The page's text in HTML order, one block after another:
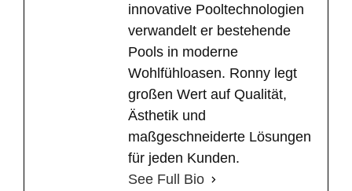
innovative Pooltechnologien
verwandelt er bestehende
Pools in moderne
Wohlfühloasen. Ronny legt
großen Wert auf Qualität,
Ästhetik und
maßgeschneiderte Lösungen
für jeden Kunden.
See Full Bio